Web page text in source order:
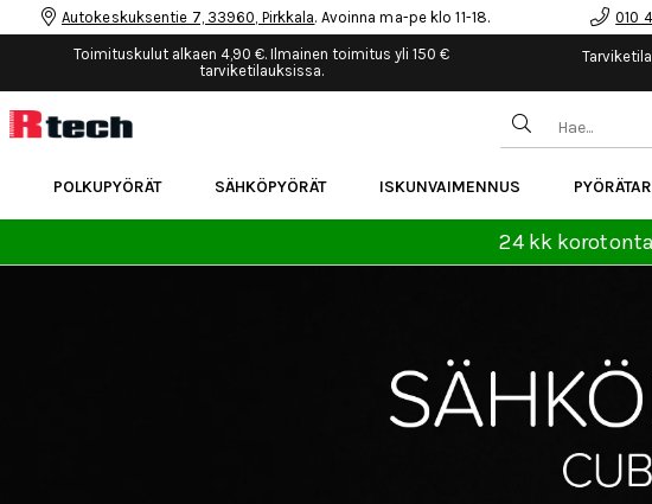
Autokeskuksentie 7, 33960, Pirkkala. Avoinna ma-pe klo 11-18. 010
Toimituskulut alkaen 4,90 €. Ilmainen toimitus yli 150 €
tarviketilauksissa.
POLKUPYÖRÄT SÄHKÖPYÖRÄT ISKUNVAIMENNUS
24 kk